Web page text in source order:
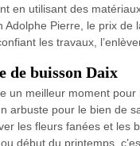
en utilisant des
Adolphe Pierre, le prix de
les travaux,
de buisson Daix
un meilleur moment
arbuste pour le bien de
les fleurs fanées et les
ou début du printemps,